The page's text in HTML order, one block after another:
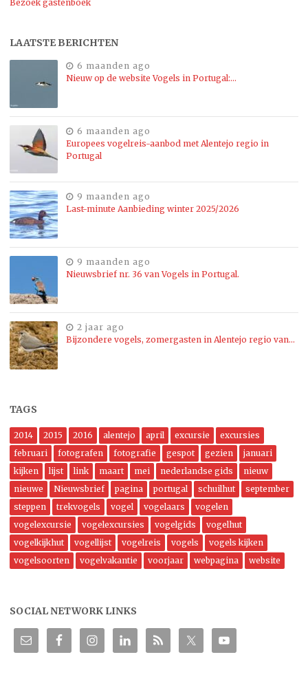
Bezoek gastenboek
LAATSTE BERICHTEN
6 maanden ago
Nieuw op de website Vogels in Portugal:…
6 maanden ago
Europees vogelreis-aanbod met Alentejo regio in
Portugal
9 maanden ago
Last-minute Aanbieding winter 2025/2026
9 maanden ago
Nieuwsbrief nr. 36 van Vogels in Portugal.
2 jaar ago
Bijzondere vogels, zomergasten in Alentejo regio van…
TAGS
2014 2015 2016 alentejo april excursie
excursies
februari
fotografen fotografie gespot gezien
januari
kijken
lijst link maart mei nederlandse gids
nieuw
nieuwe
Nieuwsbrief pagina portugal schuilhut
september
steppen
trekvogels vogel vogelaars
vogelen
vogelexcursie
vogelexcursies vogelgids
vogelhut
vogelkijkhut
vogellijst vogelreis vogels
vogels kijken
vogelsoorten
vogelvakantie voorjaar webpagina website
SOCIAL NETWORK LINKS